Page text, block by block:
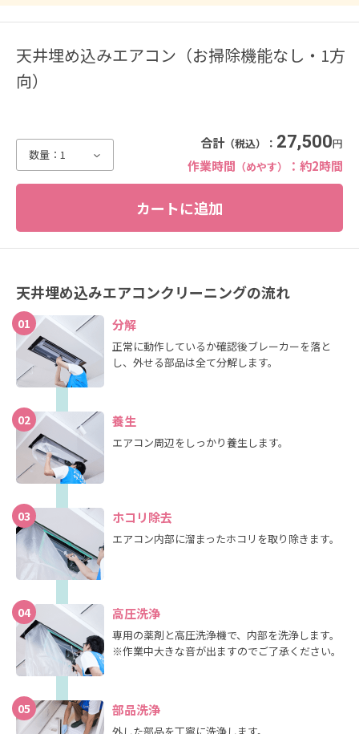
天井埋め込みエアコン（お掃除機能なし・1方
向）
数量： 1
合計（税込）： 27,500円
作業時間 （めやす） ：約2時間
天井埋め込みエアコンクリーニングの流れ
01 分解
正常に動作しているか確認後ブレーカーを落と
し、外せる部品は全て分解します。
02 養生
エアコン周辺をしっかり養生します。
03 ホコリ除去
エアコン内部に溜まったホコリを取り除きます。
04 高圧洗浄
専用の薬剤と高圧洗浄機で、内部を洗浄します。
※作業中大きな音が出ますのでご了承ください。
05 部品洗浄